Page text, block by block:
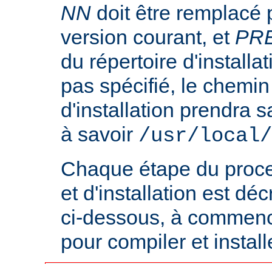
NN doit être remplacé
version courant, et
du répertoire
pas spécifié, le
d'installation prendra
à savoir /usr/local/
Chaque étape du
et d'installation est
ci-dessous, à
pour compiler et